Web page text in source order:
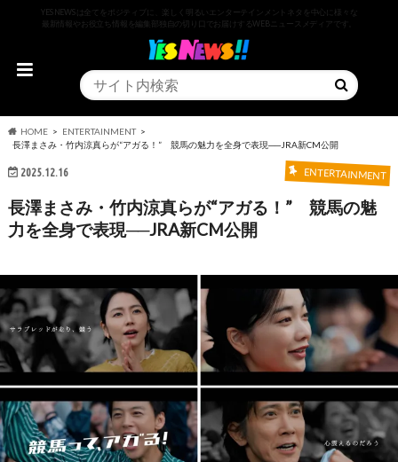
YESNEWSは全てをポジティブに、楽しく明るいエンターテインメントネタを中心に様々な
最新情報やお役立ち情報を編集部独自の切り口でお届けするWEBニュースメディアです。
HOME
ENTERTAINMENT
長澤まさみ・竹内涼真らが“アガる！” 競馬の魅力を全身で表現──JRA新CM公開
2025.12.16 ENTERTAINMENT
長澤まさみ・竹内涼真らが“アガる！” 競馬の魅
力を全身で表現──JRA新CM公開